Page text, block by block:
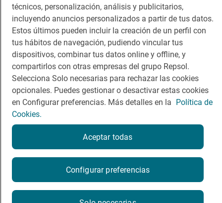
¿Quieres probarlo?
Por favor, contacta directamente con el restaurante.
Viajar
Dormir
Sala de prensa
Canal de ética
Política de privacidad Política de cookies Nota legal
Condiciones del servicio
© Repsol S.A. 2000
técnicos, personalización, análisis y publicitarios,
incluyendo anuncios personalizados a partir de tus datos.
Estos últimos pueden incluir la creación de un perfil con
tus hábitos de navegación, pudiendo vincular tus
dispositivos, combinar tus datos online y offline, y
compartirlos con otras empresas del grupo Repsol.
Selecciona Solo necesarias para rechazar las cookies
opcionales. Puedes gestionar o desactivar estas cookies
en Configurar preferencias. Más detalles en la Política de
Cookies.
Configurar preferencias
Aceptar todas